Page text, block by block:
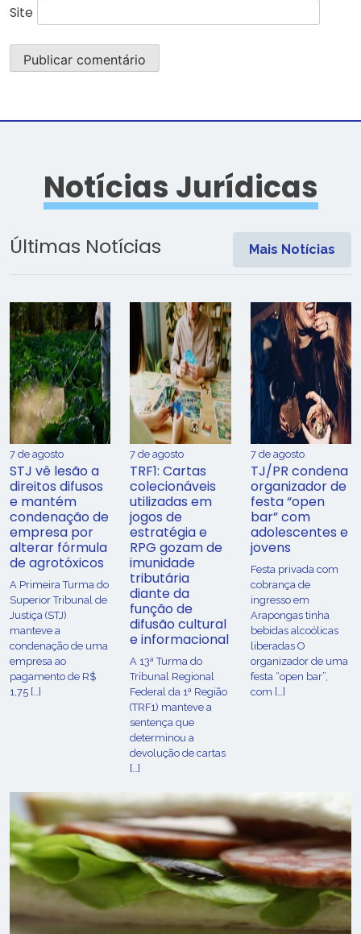
Site
Notícias Jurídicas
Últimas Notícias Mais Notícias
7 de agosto
STJ vê lesão a
direitos difusos
e mantém
condenação de
empresa por
alterar fórmula
de agrotóxicos
​A Primeira Turma do
Superior Tribunal de
Justiça (STJ)
manteve a
condenação de uma
empresa ao
pagamento de R$
1,75 […]
7 de agosto
TRF1: Cartas
colecionáveis
utilizadas em
jogos de
estratégia e
RPG gozam de
imunidade
tributária
diante da
função de
difusão cultural
e informacional
A 13ª Turma do
Tribunal Regional
Federal da 1ª Região
(TRF1) manteve a
sentença que
determinou a
devolução de cartas
[…]
7 de agosto
TJ/PR condena
organizador de
festa “open
bar” com
adolescentes e
jovens
Festa privada com
cobrança de
ingresso em
Arapongas tinha
bebidas alcoólicas
liberadas O
organizador de uma
festa “open bar”,
com […]